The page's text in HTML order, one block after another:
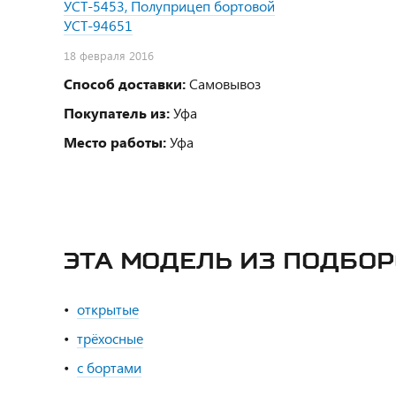
УСТ-5453, Полуприцеп бортовой
УСТ-94651
18 февраля 2016
Способ доставки:Самовывоз
Покупатель из:Уфа
Место работы:Уфа
ЭТА МОДЕЛЬ ИЗ
открытые
трёхосные
с бортами